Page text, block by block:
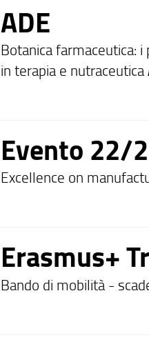
ADE
Botanica farmaceutica:
in terapia e nutraceutica
Evento 22/
Excellence on
Erasmus+
Bando di mobilità -